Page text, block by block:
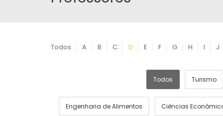
Todos A B C D E F G H I J
Todos Turismo
Engenharia de Alimentos Ciências